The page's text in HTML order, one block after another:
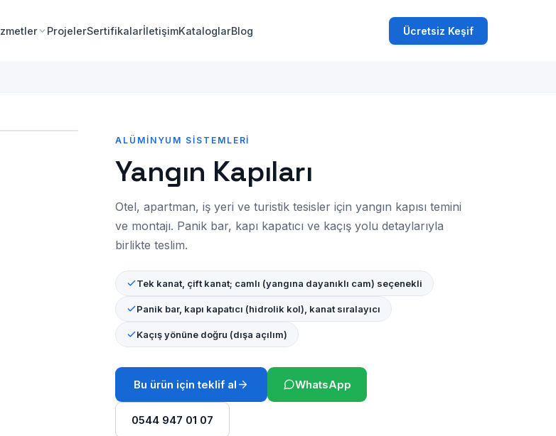
ProjelerSertifikalarİletişimKataloglarBlog Ücretsiz Keşif
ALÜMINYUM SISTEMLERI
Yangın Kapıları
Otel, apartman, iş yeri ve turistik tesisler için yangın kapısı temini
ve montajı. Panik bar, kapı kapatıcı ve kaçış yolu detaylarıyla
birlikte teslim.
Tek kanat, çift kanat; camlı (yangına dayanıklı cam) seçenekli
Panik bar, kapı kapatıcı (hidrolik kol), kanat sıralayıcı
Kaçış yönüne doğru (dışa açılım)
Bu ürün için teklif al WhatsApp
0544 947 01 07